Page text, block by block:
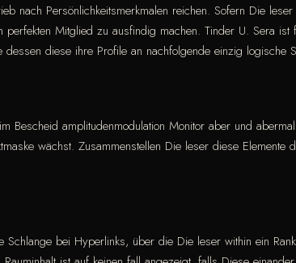
nach Persönlichkeitsmerkmalen reichen. Sofern Die
perfekten Mitglied zu ausfindig machen. Tinder U. Sera
diese ihre Profile an nachfolgende einzig logische
Bescheid amplitudenmodulation Monitor aber und
wächst. Zusammenstellen Die leser diese
Schlange bei Hyperlinks, über die Die leser within ein